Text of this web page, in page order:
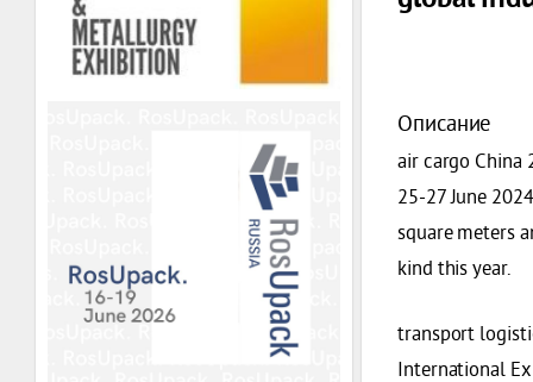
Описание
air cargo China
25-27 June
square meters
kind this year.
transport
International